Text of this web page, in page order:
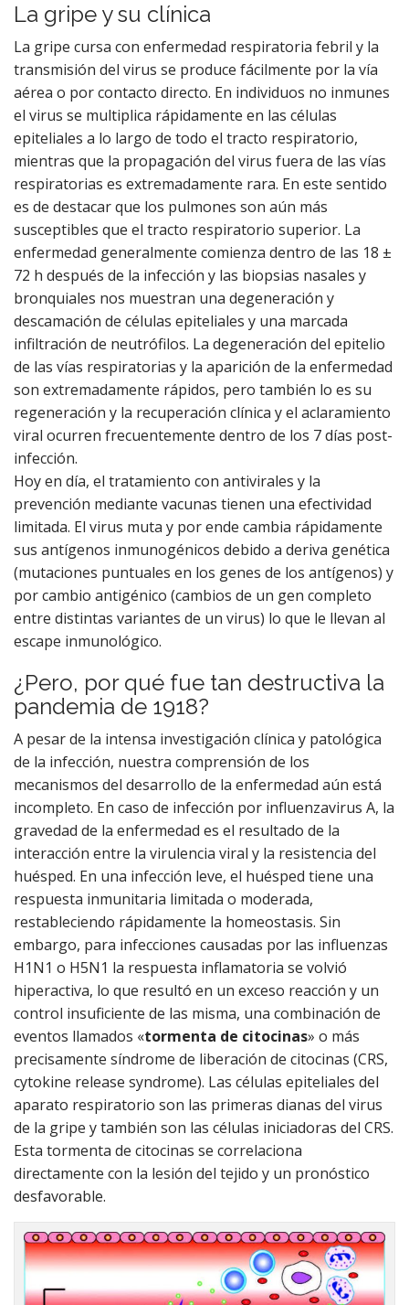
La gripe y su clínica
La gripe cursa con enfermedad respiratoria febril y la
transmisión del virus se produce fácilmente por la vía
aérea o por contacto directo. En individuos no inmunes
el virus se multiplica rápidamente en las células
epiteliales a lo largo de todo el tracto respiratorio,
mientras que la propagación del virus fuera de las vías
respiratorias es extremadamente rara. En este sentido
es de destacar que los pulmones son aún más
susceptibles que el tracto respiratorio superior. La
enfermedad generalmente comienza dentro de las 18 ±
72 h después de la infección y las biopsias nasales y
bronquiales nos muestran una degeneración y
descamación de células epiteliales y una marcada
infiltración de neutrófilos. La degeneración del epitelio
de las vías respiratorias y la aparición de la enfermedad
son extremadamente rápidos, pero también lo es su
regeneración y la recuperación clínica y el aclaramiento
viral ocurren frecuentemente dentro de los 7 días post-
infección.
Hoy en día, el tratamiento con antivirales y la
prevención mediante vacunas tienen una efectividad
limitada. El virus muta y por ende cambia rápidamente
sus antígenos inmunogénicos debido a deriva genética
(mutaciones puntuales en los genes de los antígenos) y
por cambio antigénico (cambios de un gen completo
entre distintas variantes de un virus) lo que le llevan al
escape inmunológico.
¿Pero, por qué fue tan destructiva la
pandemia de 1918?
A pesar de la intensa investigación clínica y patológica
de la infección, nuestra comprensión de los
mecanismos del desarrollo de la enfermedad aún está
incompleto. En caso de infección por influenzavirus A, la
gravedad de la enfermedad es el resultado de la
interacción entre la virulencia viral y la resistencia del
huésped. En una infección leve, el huésped tiene una
respuesta inmunitaria limitada o moderada,
restableciendo rápidamente la homeostasis. Sin
embargo, para infecciones causadas por las influenzas
H1N1 o H5N1 la respuesta inflamatoria se volvió
hiperactiva, lo que resultó en un exceso reacción y un
control insuficiente de las misma, una combinación de
eventos llamados «tormenta de citocinas» o más
precisamente síndrome de liberación de citocinas (CRS,
cytokine release syndrome). Las células epiteliales del
aparato respiratorio son las primeras dianas del virus
de la gripe y también son las células iniciadoras del CRS.
Esta tormenta de citocinas se correlaciona
directamente con la lesión del tejido y un pronóstico
desfavorable.